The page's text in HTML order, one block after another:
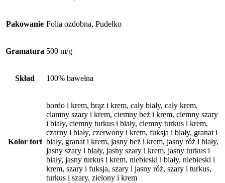
Pakowanie Folia ozdobna, Pudełko
Gramatura 500 m/g
Skład 100% bawełna
Kolor tort
bordo i krem, brąz i krem, cały biały, cały krem,
ciamny szary i krem, ciemny beż i krem, ciemny szary
i biały, ciemny turkus i biały, ciemny turkus i krem,
czarny i biały, czerwony i krem, fuksja i biały, granat i
biały, granat i krem, jasny beż i krem, jasny róż i biały,
jasny szary i biały, jasny szary i krem, jasny turkus i
biały, jasny turkus i krem, niebieski i biały, niebieski i
krem, szary i fuksja, szary i jasny róż, szary i turkus,
turkus i szary, zielony i krem